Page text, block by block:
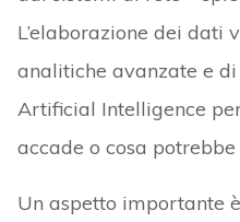
L’elaborazione dei dati
analitiche avanzate e
Artificial Intelligence
accade o cosa potrebbe
Un aspetto importante